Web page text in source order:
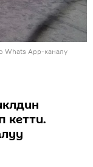
Whats App-каналу
кетти.